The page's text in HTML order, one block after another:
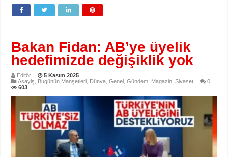
Bakan Fidan: AB’ye üyelik
hedefimizde değişiklik yok
Editör
5 Kasım 2025
Asayiş
Bugünün Manşetleri Dünya ,Genel ,Gündem Magazin ,Siyaset
0
603